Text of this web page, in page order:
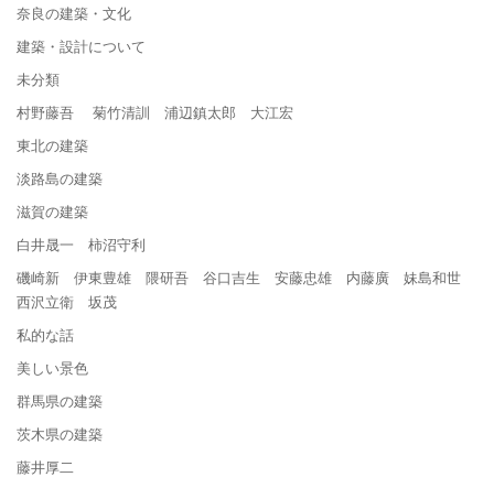
奈良の建築・文化
建築・設計について
未分類
村野藤吾 菊竹清訓 浦辺鎮太郎 大江宏
東北の建築
淡路島の建築
滋賀の建築
白井晟一 柿沼守利
磯崎新 伊東豊雄 隈研吾 谷口吉生 安藤忠雄 内藤廣 妹島和世
西沢立衛 坂茂
私的な話
美しい景色
群馬県の建築
茨木県の建築
藤井厚二